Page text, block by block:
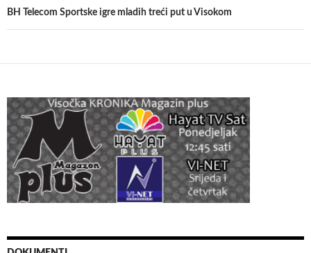
BH Telecom Sportske igre mladih treći put u Visokom